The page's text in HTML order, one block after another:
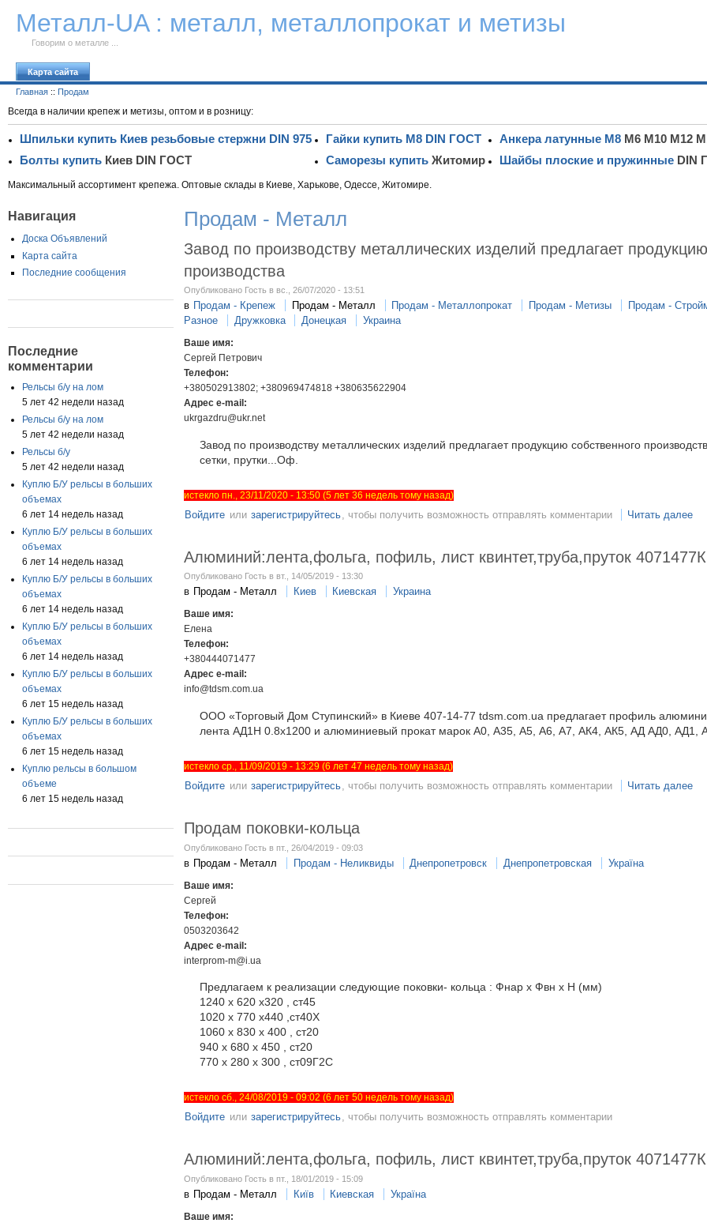
Металл-UA : металл, металлопрокат и метизы
Говорим о металле ...
Карта сайта
Главная :: Продам
Всегда в наличии крепеж и метизы, оптом и в розницу:
Шпильки купить Киев резьбовые стержни DIN 975
Болты купитьКиев DIN ГОСТ
Гайки купить М8 DIN ГОСТ
Саморезы купитьЖитомир
Анкера латунные М8М6 М10 М12
Шайбы плоские и пружинныеDIN
Максимальный ассортимент крепежа. Оптовые склады в Киеве, Харькове, Одессе, Житомире.
Навигация
Доска Объявлений
Карта сайта
Последние сообщения
Последние
комментарии
Рельсы б/у на лом
5 лет 42 недели назад
Рельсы б/у на лом
5 лет 42 недели назад
Рельсы б/у
5 лет 42 недели назад
Куплю Б/У рельсы в больших
объемах
6 лет 14 недель назад
Куплю Б/У рельсы в больших
объемах
6 лет 14 недель назад
Куплю Б/У рельсы в больших
объемах
6 лет 14 недель назад
Куплю Б/У рельсы в больших
объемах
6 лет 14 недель назад
Куплю Б/У рельсы в больших
объемах
6 лет 15 недель назад
Куплю Б/У рельсы в больших
объемах
6 лет 15 недель назад
Куплю рельсы в большом
объеме
6 лет 15 недель назад
Продам - Металл
Завод по производству металлических изделий предлагает
производства
Опубликовано Гость в вс., 26/07/2020 - 13:51
в Продам - Крепеж Продам - Металл Продам - Металлопрокат Продам - Метизы
Продам -
Разное
Дружковка Донецкая Украина
Ваше имя:
Сергей Петрович
Телефон:
+380502913802; +380969474818 +380635622904
Адрес e-mail:
ukrgazdru@ukr.net
Завод по производству металлических изделий предлагает продукцию собственного
сетки, прутки...Оф.
истекло пн., 23/11/2020 - 13:50 (5 лет 36 недель тому назад)
Войдите или зарегистрируйтесь , чтобы получить возможность отправлять комментарии Читать далее
Алюминий:лента,фольга, пофиль, лист квинтет,труба,пруток
Опубликовано Гость в вт., 14/05/2019 - 13:30
в Продам - Металл Киев Киевская Украина
Ваше имя:
Елена
Телефон:
+380444071477
Адрес e-mail:
info@tdsm.com.ua
ООО «Торговый Дом Ступинский» в Киеве 407-14-77 tdsm.com.ua предлагает профиль
лента АД1Н 0.8х1200 и алюминиевый прокат марок А0, А35, А5, А6, А7, АК4, АК5, АД АД0, АД1,
истекло ср., 11/09/2019 - 13:29 (6 лет 47 недель тому назад)
Войдите или зарегистрируйтесь , чтобы получить возможность отправлять комментарии Читать далее
Продам поковки-кольца
Опубликовано Гость в пт., 26/04/2019 - 09:03
в Продам - Металл Продам - Неликвиды Днепропетровск Днепропетровская Україна
Ваше имя:
Сергей
Телефон:
0503203642
Адрес e-mail:
interprom-m@i.ua
Предлагаем к реализации следующие поковки- кольца : Фнар х Фвн х Н (мм)
1240 х 620 х320 , ст45
1020 х 770 х440 ,ст40Х
1060 х 830 х 400 , ст20
940 х 680 х 450 , ст20
770 х 280 х 300 , ст09Г2С
истекло сб., 24/08/2019 - 09:02 (6 лет 50 недель тому назад)
Войдите или зарегистрируйтесь, чтобы получить возможность отправлять комментарии
Алюминий:лента,фольга, пофиль, лист квинтет,труба,пруток
Опубликовано Гость в пт., 18/01/2019 - 15:09
в Продам - Металл Київ Киевская Україна
Ваше имя: